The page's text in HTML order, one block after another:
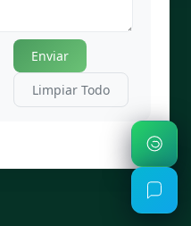
Enviar
Limpiar Todo